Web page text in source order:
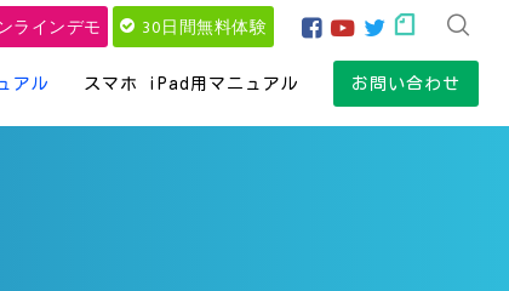
ラインデモ 30日間無料体験
アル スマホ iPad用マニュアル お問い合わせ